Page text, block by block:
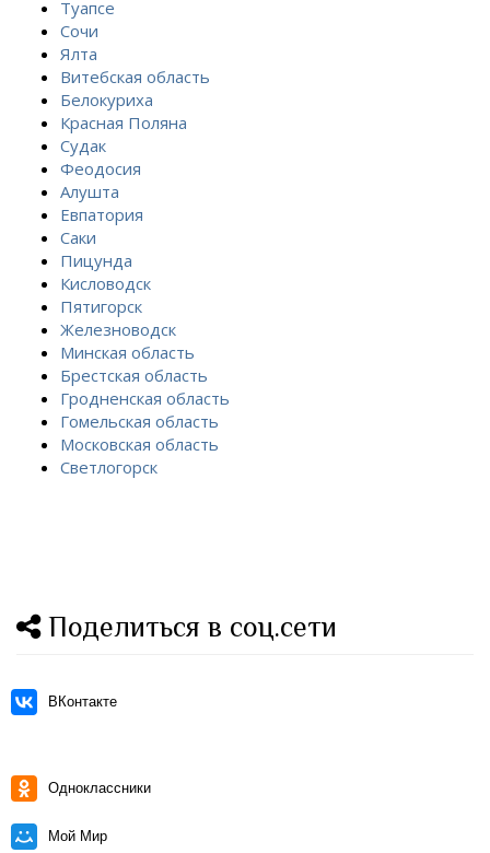
Туапсе
Сочи
Ялта
Витебская область
Белокуриха
Красная Поляна
Судак
Феодосия
Алушта
Евпатория
Саки
Пицунда
Кисловодск
Пятигорск
Железноводск
Минская область
Брестская область
Гродненская область
Гомельская область
Московская область
Светлогорск
Поделиться в соц.сети
ВКонтакте
Одноклассники
Мой Мир